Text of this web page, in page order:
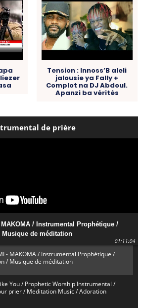
Tension : Innoss’B aleli
jalousie ya Fally +
Complot na DJ Abdoul.
Apanzi ba vérités
de prière
MAKOMA / Instrumental Prophétique /
de méditation
01:11:04
- MAKOMA / Instrumental Prophétique /
/ Musique de méditation
You / Prophetic Worship Instrumental /
prier / Meditation Music / Adoration